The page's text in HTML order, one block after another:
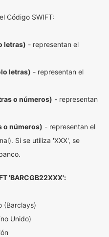
Código SWIFT:
letras) - representan el
letras) - representan el
o números) - representan
o números) - representan el
Si se utiliza 'XXX', se
'BARCGB22XXX':
(Barclays)
Unido)